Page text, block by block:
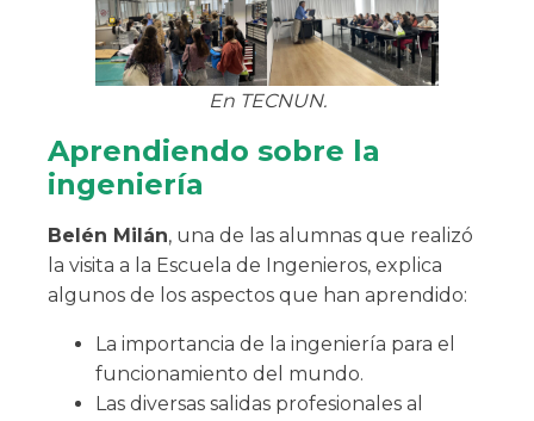
En TECNUN.
Aprendiendo sobre la
ingeniería
Belén Milán, una de las alumnas que realizó
la visita a la Escuela de Ingenieros, explica
algunos de los aspectos que han aprendido:
La importancia de la ingeniería para el
funcionamiento del mundo.
Las diversas salidas profesionales al